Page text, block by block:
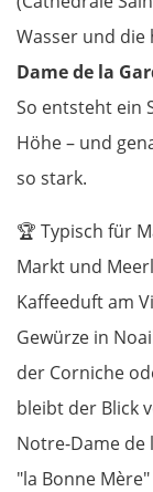
Wasser und
Dame de la
So entsteht ein
Höhe – und
so stark.
🏆 Typisch für
Markt und
Kaffeeduft am
Gewürze in
der Corniche
bleibt der Blick
Notre-Dame de
"la Bonne